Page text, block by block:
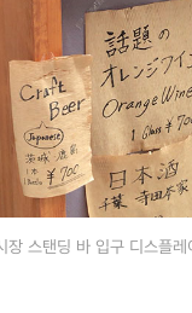
장 스탠딩 바 입구 디스플